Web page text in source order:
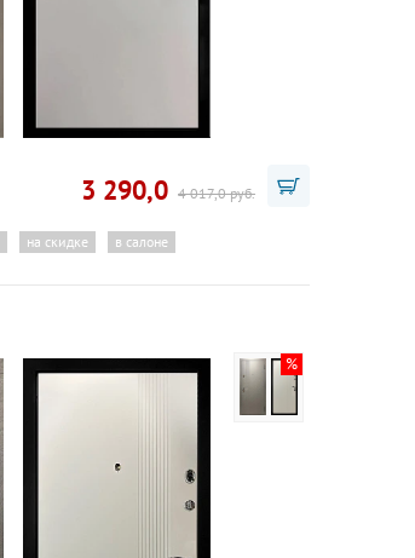
3 290,0 4 017,0 руб.
на скидке в салоне